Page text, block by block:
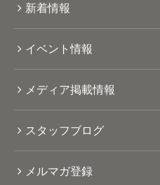
新着情報
イベント情報
メディア掲載情報
スタッフブログ
メルマガ登録